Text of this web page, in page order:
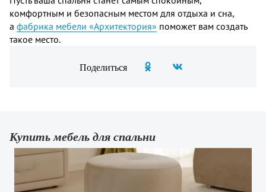
комфортным и безопасным местом для отдыха и сна,
а фабрика мебели «Архитектория» поможет вам создать
такое место.
Поделиться
Купить мебель для спальни